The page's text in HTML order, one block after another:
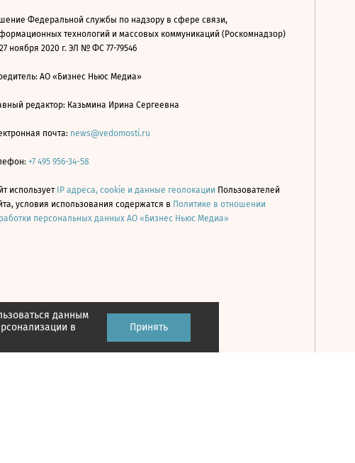
данным
в
Принять
Федеральной службы по надзору в сфере связи,
технологий и массовых коммуникаций (Роскомнадзор)
ноября 2020 г. ЭЛ № ФС 77-79546
АО «Бизнес Ньюс Медиа»
редактор: Казьмина Ирина Сергеевна
почта: news@vedomosti.ru
+7 495 956-34-58
использует IP адреса, cookie и данные геолокации Пользователей
условия использования содержатся в Политике в отношении
персональных данных АО «Бизнес Ньюс Медиа»